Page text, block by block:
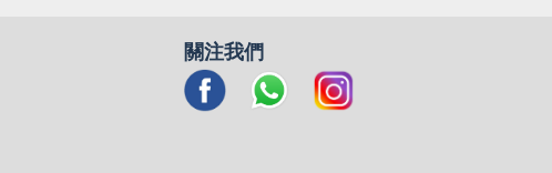
關注我們